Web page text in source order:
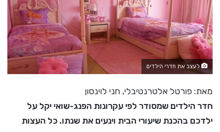
לעצב את חדרי הילדים
מאת: פורטל אלטרנטיבלי, חני לוינסון
חדר הילדים שמסודר לפי עקרונות הפנג-שואי יקל על
ילדכם בהכנת שיעורי הבית וינעים את שנתו. כל העצות